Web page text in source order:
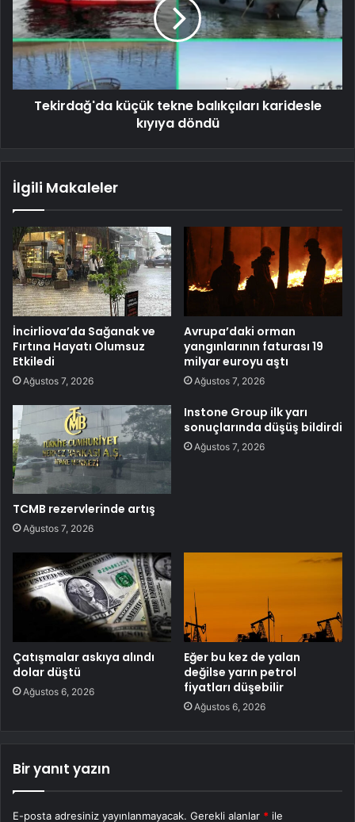
Tekirdağ'da küçük tekne balıkçıları karidesle
kıyıya döndü
İlgili Makaleler
İncirliova’da Sağanak ve
Fırtına Hayatı Olumsuz
Etkiledi
Ağustos 7, 2026
Avrupa’daki orman
yangınlarının faturası 19
milyar euroyu aştı
Ağustos 7, 2026
TCMB rezervlerinde artış
Ağustos 7, 2026
Instone Group ilk yarı
sonuçlarında düşüş bildirdi
Ağustos 7, 2026
Çatışmalar askıya alındı
dolar düştü
Ağustos 6, 2026
Eğer bu kez de yalan
değilse yarın petrol
fiyatları düşebilir
Ağustos 6, 2026
Bir yanıt yazın
E-posta adresiniz yayınlanmayacak. Gerekli alanlar * ile